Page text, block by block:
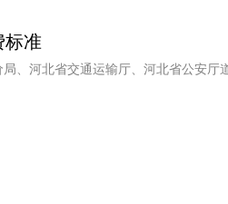
标准
、河北省交通运输厅、河北省公安